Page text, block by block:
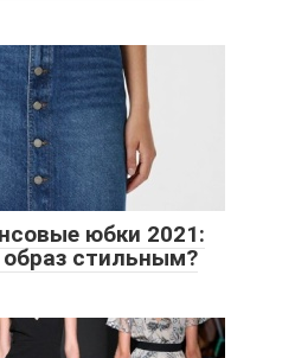
юбки 2021:
стильным?